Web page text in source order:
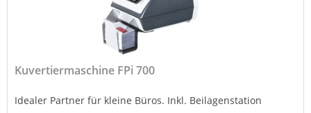
Kuvertiermaschine FPi 700
Idealer Partner für kleine Büros. Inkl. Beilagenstation